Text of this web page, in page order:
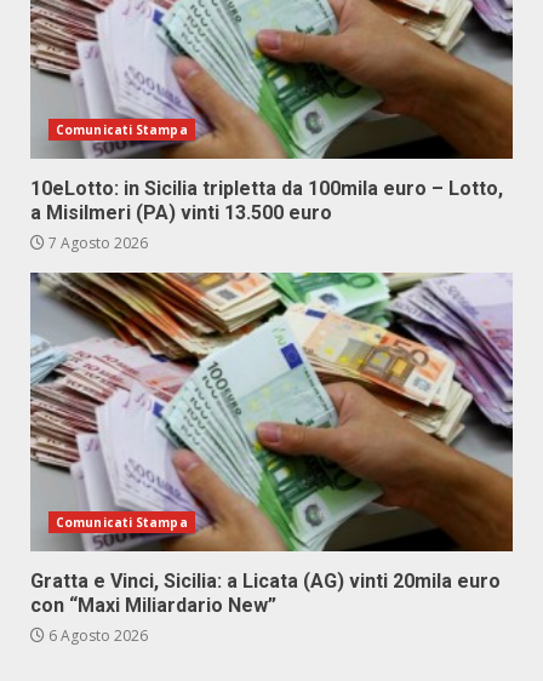
Comunicati Stampa
10eLotto: in Sicilia tripletta da 100mila euro – Lotto,
a Misilmeri (PA) vinti 13.500 euro
7 Agosto 2026
Comunicati Stampa
Gratta e Vinci, Sicilia: a Licata (AG) vinti 20mila euro
con “Maxi Miliardario New”
6 Agosto 2026